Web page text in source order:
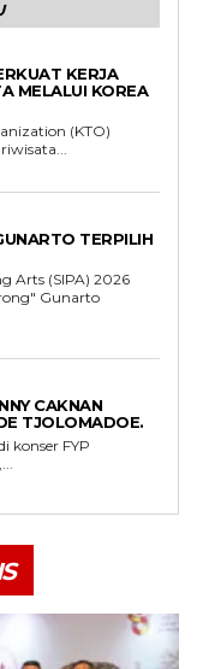
KERJA
MELALUI KOREA
(KTO)
TERPILIH
Arts (SIPA) 2026
Gunarto
CAKNAN
TJOLOMADOE.
konser FYP